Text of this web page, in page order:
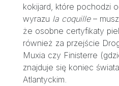
kokijard, które pochodzi
wyrazu la coquille–
że osobne certyfikaty
również za przejście
Muxia czy Finisterre
znajduje się koniec
Atlantyckim.